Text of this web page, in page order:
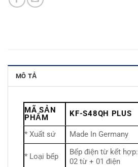
MÔ TẢ
MÃ SẢN
PHẨM
KF-S48QH PLUS
* Xuất sứ Made In Germany
* Loại bếp
Bếp điện từ kết hợp:
02 từ + 01 điện